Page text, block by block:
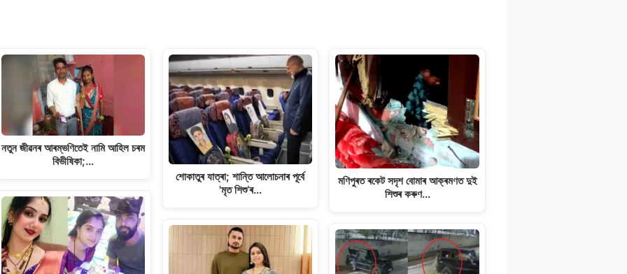
নতুন জীৱনৰ আৰম্ভণিতেই নামি আহিল চৰম
বিভীষিকা;…
শোকাতুৰ যাত্ৰা; শান্তি আলোচনাৰ পূৰ্বে
'মৃত শিশু’ৰ…
মণিপুৰত ৰকেট সদৃশ বোমাৰ আক্ৰমণত দুই
শিশুৰ কৰুণ…